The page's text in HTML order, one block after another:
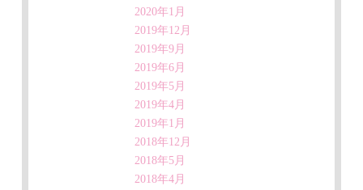
2020年1月
2019年12月
2019年9月
2019年6月
2019年5月
2019年4月
2019年1月
2018年12月
2018年5月
2018年4月